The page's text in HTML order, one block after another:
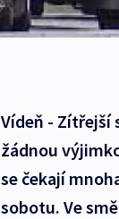
Vídeň - Zítřejší
žádnou
se čekají
sobotu. Ve